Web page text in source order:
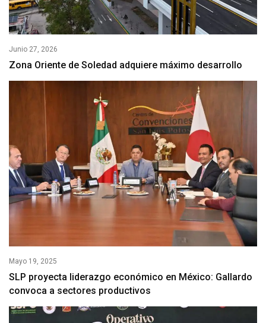
Junio 27, 2026
Zona Oriente de Soledad adquiere máximo desarrollo
Mayo 19, 2025
SLP proyecta liderazgo económico en México: Gallardo
convoca a sectores productivos